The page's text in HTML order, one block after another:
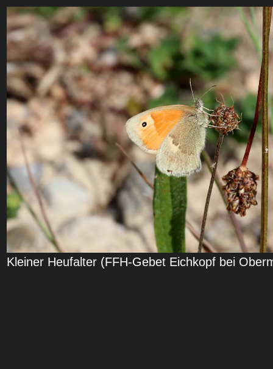
Kleiner Heufalter (FFH-Gebet Eichkopf bei